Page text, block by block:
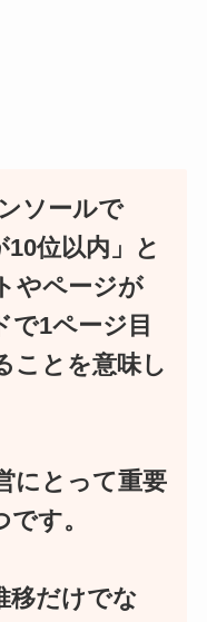
ソールで
10位以内」と
やページが
で1ページ目
ことを意味し
にとって重要
す。
移だけでな